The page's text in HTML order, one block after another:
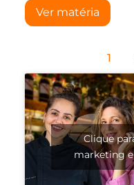
Ver matéria
1
Clique
marketing